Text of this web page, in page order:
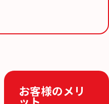
お客様のメリ